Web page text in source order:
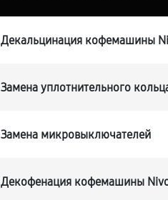
Декальцинация кофемашины
Замена уплотнительного
Замена микровыключателей
Декофенация кофемашины